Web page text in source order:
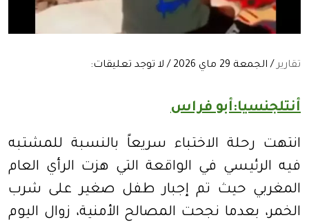
تقارير/ الجمعة 29 ماي 2026 / لا توجد تعليقات:
أنتلجنسيا:أبو فراس
انتهت رحلة الاختباء سريعاً بالنسبة للمشتبه
فيه الرئيسي في الواقعة التي هزت الرأي العام
المغربي حيث تم إجبار طفل صغير على شرب
الخمر، بعدما نجحت المصالح الأمنية، زوال اليوم